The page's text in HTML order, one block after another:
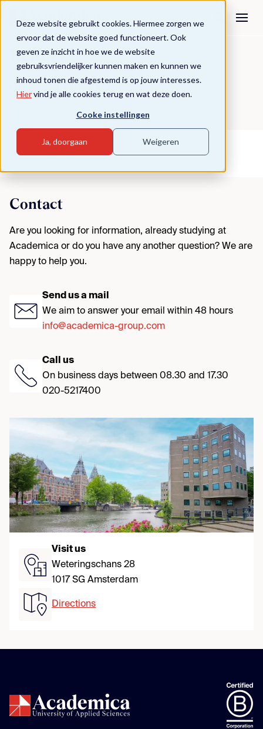
Deze website gebruikt cookies. Hiermee zorgen we
ervoor dat de website goed functioneert. Ook
geven ze inzicht in hoe we de website
gebruiksvriendelijker kunnen maken en kunnen we
inhoud tonen die afgestemd is op jouw interesses.
Hiervind je alle cookies terug en wat deze doen.
Cooke instellingen
Ja, doorgaan Weigeren
Kennis
Groei start met kennis.
Contact
Are you looking for information, already studying at
Academica or do you have any another question? We are
happy to help you.
Send us a mail
We aim to answer your email within 48 hours
info@academica-group.com
Call us
On business days between 08.30 and 17.30
020-5217400
Visit us
Weteringschans 28
1017 SG Amsterdam
Directions